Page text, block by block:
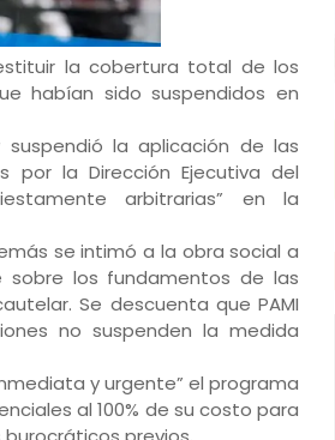
la cobertura total de los
habían sido suspendidos en
la aplicación de las
por la Dirección Ejecutiva del
arbitrarias” en la
se intimó a la obra social a
los fundamentos de las
Se descuenta que PAMI
no suspenden la medida
y urgente” el programa
al 100% de su costo para